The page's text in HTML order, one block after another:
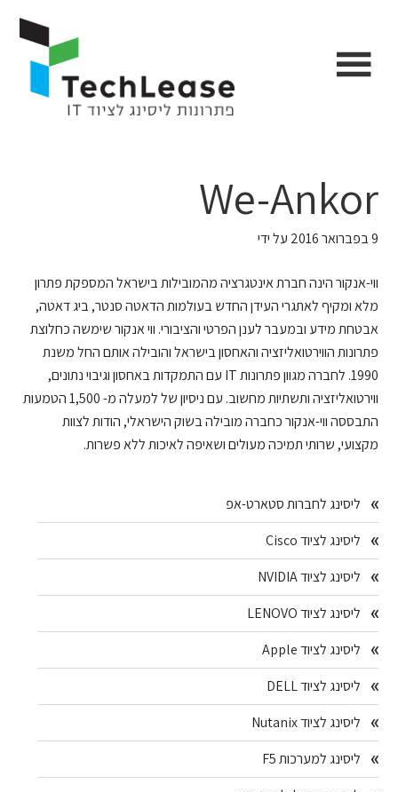
links
הראשי
We-Ankor
9 בפברואר 2016 על ידי
ווי-אנקור הינה חברת אינטגרציה מהמובילות בישראל המספקת פתרון
מלא ומקיף לאתגרי העידן החדש בעולמות הדאטה סנטר, ביג דאטה,
אבטחת מידע ובמעבר לענן הפרטי והציבורי. ווי אנקור שימשה כחלוצת
פתרונות הווירטואליזציה והאחסון בישראל והובילה אותם החל משנת
1990. לחברה מגוון פתרונות IT עם התמקדות באחסון וגיבוי נתונים,
ווירטואליזציה ותשתיות מחשוב. עם ניסיון של למעלה מ- 1,500 הטמעות
התבססה ווי-אנקור כחברה מובילה בשוק הישראלי, הודות לצוות
מקצועי, שרותי תמיכה מעולים ושאיפה לאיכות ללא פשרות.
Primary
Sidebar
ליסינג לחברות סטארט-אפ
ליסינג לציוד Cisco
ליסינג לציוד NVIDIA
ליסינג לציוד LENOVO
ליסינג לציוד Apple
ליסינג לציוד DELL
ליסינג לציוד Nutanix
ליסינג למערכות F5